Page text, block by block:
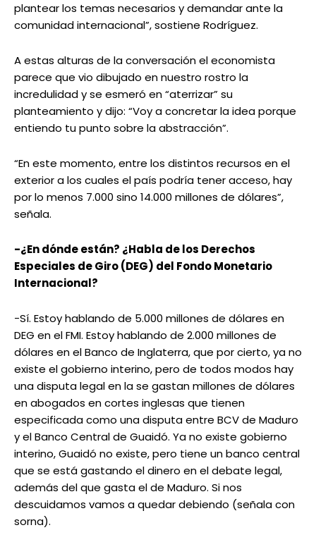
plantear los temas necesarios y demandar ante la
comunidad internacional”, sostiene Rodríguez.
A estas alturas de la conversación el economista
parece que vio dibujado en nuestro rostro la
incredulidad y se esmeró en “aterrizar” su
planteamiento y dijo: “Voy a concretar la idea porque
entiendo tu punto sobre la abstracción”.
“En este momento, entre los distintos recursos en el
exterior a los cuales el país podría tener acceso, hay
por lo menos 7.000 sino 14.000 millones de dólares”,
señala.
-¿En dónde están? ¿Habla de los Derechos
Especiales de Giro (DEG) del Fondo Monetario
Internacional?
-Sí. Estoy hablando de 5.000 millones de dólares en
DEG en el FMI. Estoy hablando de 2.000 millones de
dólares en el Banco de Inglaterra, que por cierto, ya no
existe el gobierno interino, pero de todos modos hay
una disputa legal en la se gastan millones de dólares
en abogados en cortes inglesas que tienen
especificada como una disputa entre BCV de Maduro
y el Banco Central de Guaidó. Ya no existe gobierno
interino, Guaidó no existe, pero tiene un banco central
que se está gastando el dinero en el debate legal,
además del que gasta el de Maduro. Si nos
descuidamos vamos a quedar debiendo (señala con
sorna).